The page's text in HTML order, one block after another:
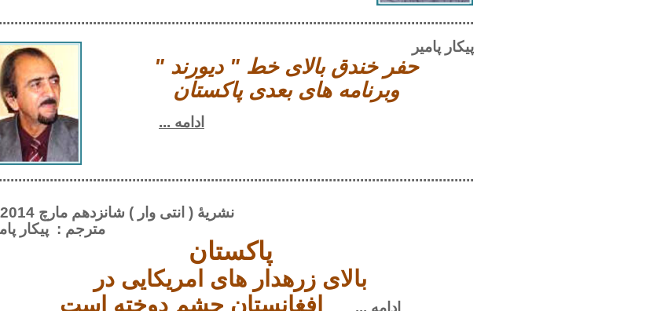
پیکار پامیر
حفر خندق بالای خط " دیورند "
وبرنامه های بعدی پاکستان
ادامه ...
نشریۀ ( انتی وار ) شانزدهم مارچ 2014 م
مترجم : پیکار
پاکستان
بالای زرهدار های امریکایی در
افغانستان چشم دوخته است
ادامه ...